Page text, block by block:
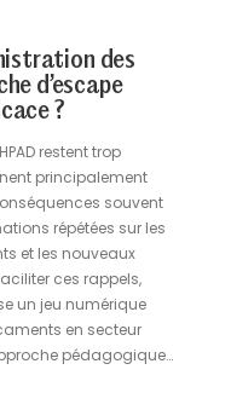
des
d’escape
?
restent trop
principalement
souvent
répétées sur les
et les nouveaux
ces rappels,
un jeu numérique
en secteur
pédagogique